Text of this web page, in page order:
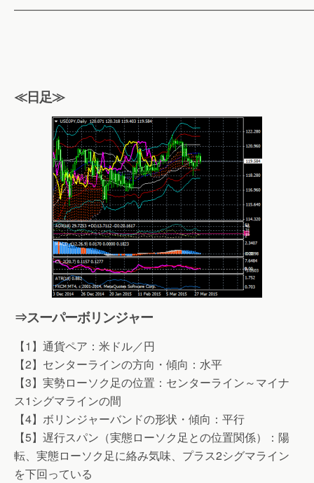
≪日足≫
⇒スーパーボリンジャー
【1】通貨ペア：米ドル／円
【2】センターラインの方向・傾向：水平
【3】実勢ローソク足の位置：センターライン～マイナ
ス1シグマラインの間
【4】ボリンジャーバンドの形状・傾向：平行
【5】遅行スパン（実態ローソク足との位置関係）：陽
転、実態ローソク足に絡み気味、プラス2シグマライン
を下回っている